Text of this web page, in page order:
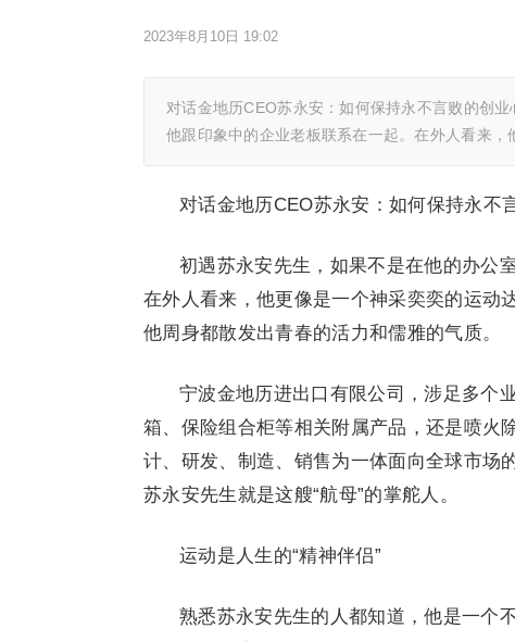
2023年8月10日 19:02
对话金地历CEO苏永安：如何保持永不言败的创
他跟印象中的企业老板联系在一起。在外人看来
对话金地历CEO苏永安：如何保持永不
初遇苏永安先生，如果不是在他的办公
在外人看来，他更像是一个神采奕奕的运动
他周身都散发出青春的活力和儒雅的气质。
宁波金地历进出口有限公司，涉足多个
箱、保险组合柜等相关附属产品，还是喷火
计、研发、制造、销售为一体面向全球市场
苏永安先生就是这艘“航母”的掌舵人。
运动是人生的“精神伴侣”
熟悉苏永安先生的人都知道，他是一个